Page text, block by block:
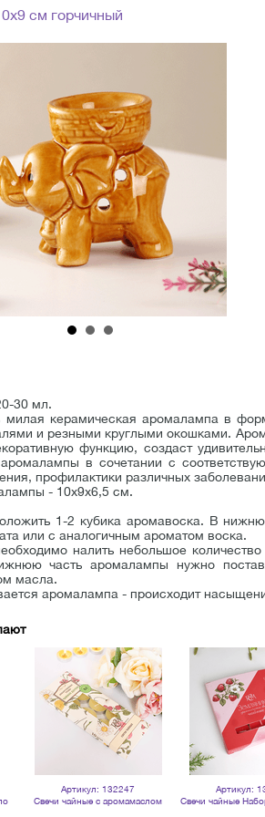
см горчичный
30 мл.
керамическая аромалампа в
и резными круглыми окошками.
функцию, создаст
в сочетании с
профилактики различных
- 10х9х6,5 см.
1-2 кубика аромавоска. В
или с аналогичным ароматом воска.
налить небольшое
часть аромалампы нужно
масла.
аромалампа - происходит
Артикул: 132247
Свечи чайные с аромамаслом
Артикул:
Свечи чайные